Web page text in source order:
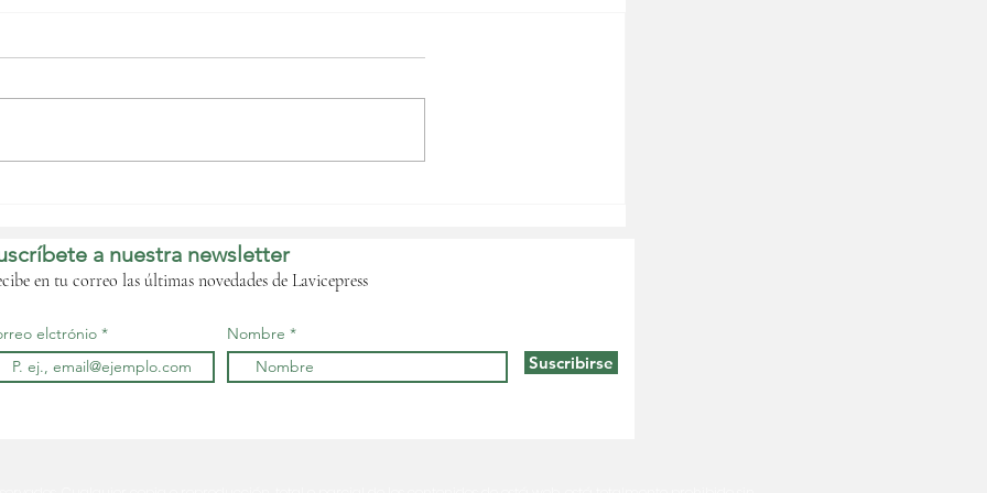
de forma
la crisis que
a nuestra newsletter
en tu correo las últimas novedades de Lavicepress
elctrónio Nombre
Suscribirse